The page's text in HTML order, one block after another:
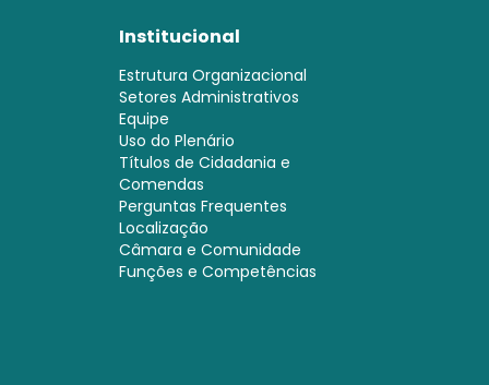
Institucional
Estrutura Organizacional
Setores Administrativos
Equipe
Uso do Plenário
Títulos de Cidadania e
Comendas
Perguntas Frequentes
Localização
Câmara e Comunidade
Funções e Competências